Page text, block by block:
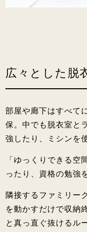
広々とした脱
部屋や廊下はすべて
保。中でも脱衣室と
強したり、ミシンを
「ゆっくりできる
ったり、資格の勉強
隣接するファミリー
を動かすだけで収納
と真っ直ぐ抜けるル